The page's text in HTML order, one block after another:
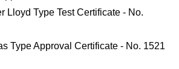
Lloyd Type Test Certificate - No.
Type Approval Certificate - No. 1521